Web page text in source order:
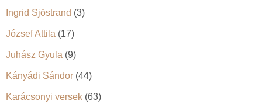
Ingrid Sjöstrand (3)
József Attila (17)
Juhász Gyula (9)
Kányádi Sándor (44)
Karácsonyi versek (63)